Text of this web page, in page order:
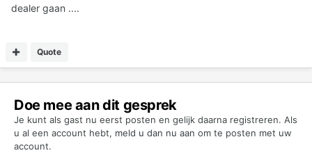
dealer gaan ....
Quote
Doe mee aan dit gesprek
Je kunt als gast nu eerst posten en gelijk daarna registreren. Als
u al een account hebt, meld u dan nu aan om te posten met uw
account.